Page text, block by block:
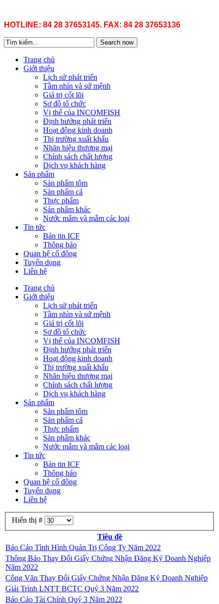
HOTLINE: 84 28 37653145. FAX: 84 28 37653136
Search now
Trang chủ
Giới thiệu
Lịch sử phát triển
Tầm nhìn và sứ mệnh
Giá trị cốt lõi
Sơ đồ tổ chức
Vị thế của INCOMFISH
Định hướng phát triển
Hoạt động kinh doanh
Thị trường xuất khẩu
Nhãn hiệu thương mại
Chính sách chất lượng
Dịch vụ khách hàng
Sản phẩm
Sản phẩm tôm
Sản phẩm cá
Thực phẩm
Sản phẩm khác
Nước mắm và mắm các loại
Tin tức
Bản tin ICF
Thông báo
Quan hệ cổ đông
Tuyển dụng
Liên hệ
Trang chủ
Giới thiệu
Lịch sử phát triển
Tầm nhìn và sứ mệnh
Giá trị cốt lõi
Sơ đồ tổ chức
Vị thế của INCOMFISH
Định hướng phát triển
Hoạt động kinh doanh
Thị trường xuất khẩu
Nhãn hiệu thương mại
Chính sách chất lượng
Dịch vụ khách hàng
Sản phẩm
Sản phẩm tôm
Sản phẩm cá
Thực phẩm
Sản phẩm khác
Nước mắm và mắm các loại
Tin tức
Bản tin ICF
Thông báo
Quan hệ cổ đông
Tuyển dụng
Liên hệ
Hiển thị #
Tiêu đề
Báo Cáo Tình Hình Quản Trị Công Ty Năm 2022
Thông Báo Thay Đổi Giấy Chứng Nhận Đăng Ký Doanh Nghiệp
Năm 2022
Công Văn Thay Đổi Giấy Chứng Nhận Đăng Ký Doanh Nghiệp
Giải Trình LNTT BCTC Quý 3 Năm 2022
Báo Cáo Tài Chính Quý 3 Năm 2022